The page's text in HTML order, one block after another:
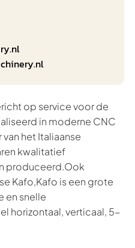
op service voor de
in moderne CNC
het Italiaanse
kwalitatief
produceerd.Ook
Kafo,Kafo is een grote
en snelle
horizontaal, verticaal, 5-